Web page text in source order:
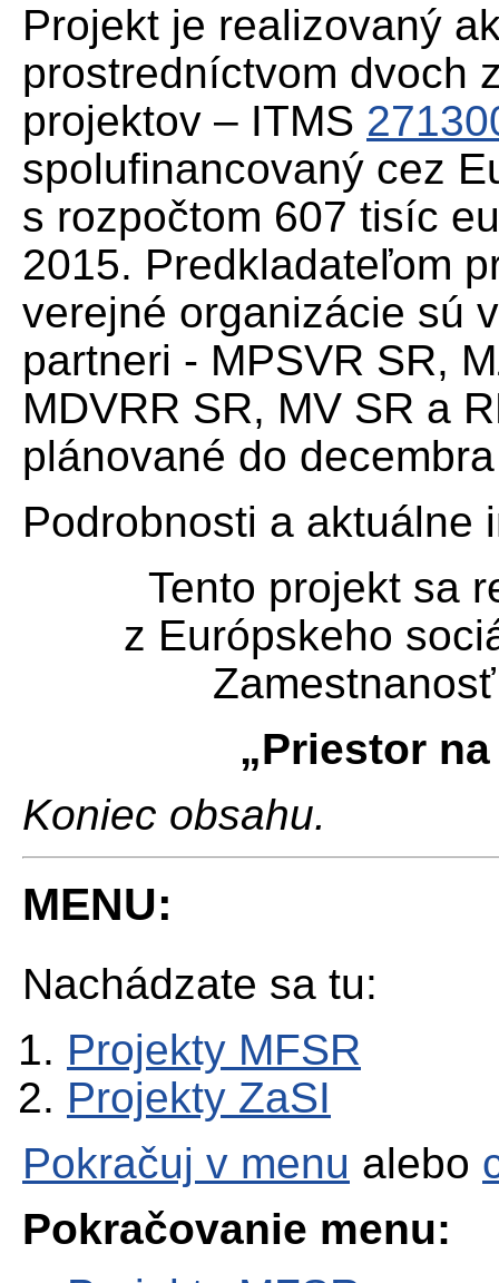
Projekt je realizovaný
prostredníctvom dvoch
projektov – ITMS
spolufinancovaný cez
s rozpočtom 607 tisíc
2015. Predkladateľom
verejné organizácie sú
partneri - MPSVR SR,
MDVRR SR, MV SR a
plánované do
Podrobnosti a aktuálne
Tento projekt sa
z Európskeho
„Priestor
Koniec obsahu.
MENU:
Nachádzate sa tu:
Projekty MFSR
Projekty ZaSI
Pokračuj v menu alebo
Pokračovanie menu: